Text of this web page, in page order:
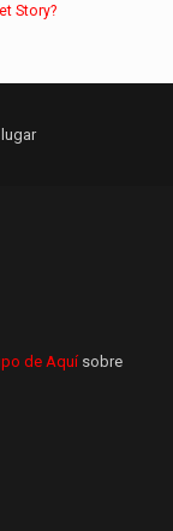
Story?
de Aquí sobre